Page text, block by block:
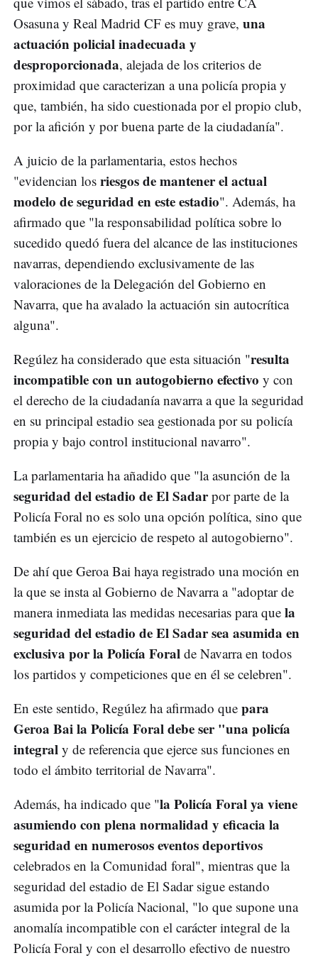
Osasuna y Real Madrid CF es muy grave, una
actuación policial inadecuada y
desproporcionada, alejada de los criterios de
proximidad que caracterizan a una policía propia y
que, también, ha sido cuestionada por el propio club,
por la afición y por buena parte de la ciudadanía".
A juicio de la parlamentaria, estos hechos
"evidencian los riesgos de mantener el actual
modelo de seguridad en este estadio". Además, ha
afirmado que "la responsabilidad política sobre lo
sucedido quedó fuera del alcance de las instituciones
navarras, dependiendo exclusivamente de las
valoraciones de la Delegación del Gobierno en
Navarra, que ha avalado la actuación sin autocrítica
alguna".
Regúlez ha considerado que esta situación "resulta
incompatible con un autogobierno efectivo y con
el derecho de la ciudadanía navarra a que la seguridad
en su principal estadio sea gestionada por su policía
propia y bajo control institucional navarro".
La parlamentaria ha añadido que "la asunción de la
seguridad del estadio de El Sadarpor parte de la
Policía Foral no es solo una opción política, sino que
también es un ejercicio de respeto al autogobierno".
De ahí que Geroa Bai haya registrado una moción en
la que se insta al Gobierno de Navarra a "adoptar de
manera inmediata las medidas necesarias para que la
seguridad del estadio de El Sadar sea asumida en
exclusiva por la Policía Foral de Navarra en todos
los partidos y competiciones que en él se celebren".
En este sentido, Regúlez ha afirmado que para
Geroa Bai la Policía Foral debe ser "una policía
integral y de referencia que ejerce sus funciones en
todo el ámbito territorial de Navarra".
Además, ha indicado que "la Policía Foral ya viene
asumiendo con plena normalidad y eficacia la
seguridad en numerosos eventos deportivos
celebrados en la Comunidad foral", mientras que la
seguridad del estadio de El Sadar sigue estando
asumida por la Policía Nacional, "lo que supone una
anomalía incompatible con el carácter integral de la
Policía Foral y con el desarrollo efectivo de nuestro